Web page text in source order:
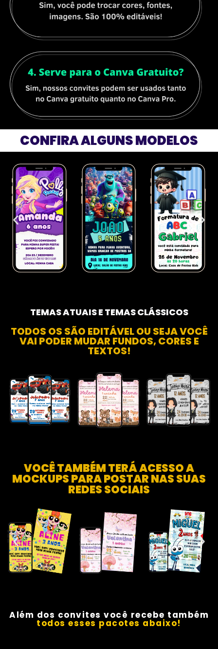
CONFIRA ALGUNS MODELOS
TEMAS ATUAIS E TEMAS CLÁSSICOS
TODOS OS SÃO EDITÁVEL OU SEJA VOCÊ
VAI PODER MUDAR FUNDOS, CORES E
TEXTOS!
VOCÊ TAMBÉM TERÁ ACESSO A
MOCKUPS PARA POSTAR NAS SUAS
REDES SOCIAIS
Além dos convites você recebe também
todos esses pacotes abaixo!